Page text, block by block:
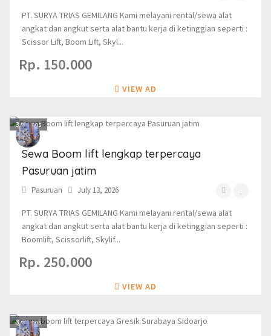
PT. SURYA TRIAS GEMILANG Kami melayani rental/sewa alat
angkat dan angkut serta alat bantu kerja di ketinggian seperti :
Scissor Lift, Boom Lift, Skyl...
Rp. 150.000
VIEW AD
3photos
Sewa Boom lift lengkap terpercaya
Pasuruan jatim
Pasuruan July 13, 2026
PT. SURYA TRIAS GEMILANG Kami melayani rental/sewa alat
angkat dan angkut serta alat bantu kerja di ketinggian seperti :
Boomlift, Scissorlift, Skylif...
Rp. 250.000
VIEW AD
3photos